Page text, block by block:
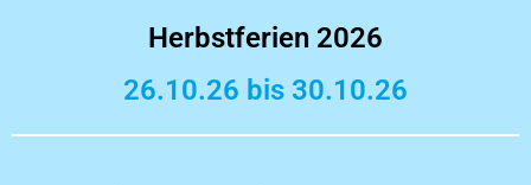
Herbstferien 2026
26.10.26 bis 30.10.26